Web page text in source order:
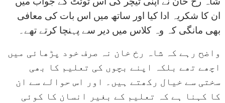
ان کا شکریہ ادا کیا اور ساتھ میں اس بات کی معافی
بھی مانگی کہ وہ کلاس میں دیر سے پہنچا کرتے تھے۔
واضح رہے کہ شاہ رخ خان نہ صرف خود پڑھائی میں
اچھے تھے بلکہ اپنے بچوں کی تعلیم کا بھی
سختی سے خیال رکھتے ہیں۔ اور اس حوالے سے ان
کا کہنا ہے کہ تعلیم کے بغیر انسان کا کوئی